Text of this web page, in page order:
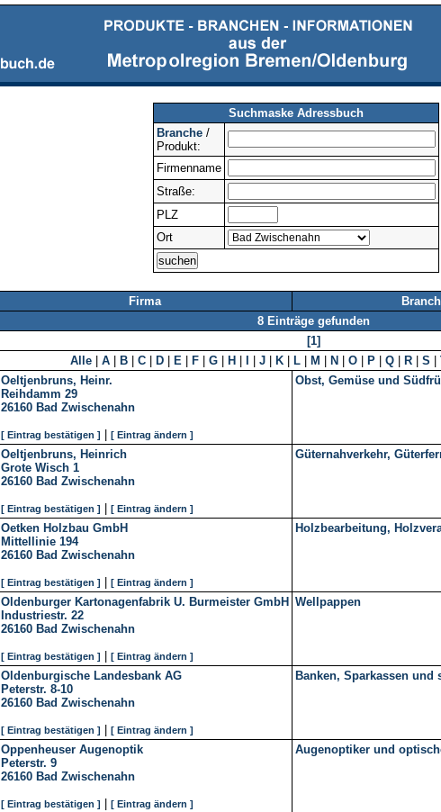
Suchmaske Adressbuch
Branche/
Produkt:
Firmenname
Straße:
PLZ
Ort
Firma
8 Einträge gefunden
[1]
Alle
A B C D E F G H J K L M N O P Q R S
Oeltjenbruns, Heinr.
Reihdamm 29
26160 Bad Zwischenahn
[ Eintrag bestätigen ] [ Eintrag ändern ]
Obst, Gemüse und
Oeltjenbruns, Heinrich
Grote Wisch 1
26160 Bad Zwischenahn
[ Eintrag bestätigen ] [ Eintrag ändern ]
Güternahverkehr,
Oetken Holzbau GmbH
Mittellinie 194
26160 Bad Zwischenahn
[ Eintrag bestätigen ] [ Eintrag ändern ]
Holzbearbeitung,
Oldenburger Kartonagenfabrik U. Burmeister GmbH
Industriestr. 22
26160 Bad Zwischenahn
[ Eintrag bestätigen ] [ Eintrag ändern ]
Wellpappen
Oldenburgische Landesbank AG
Peterstr. 8-10
26160 Bad Zwischenahn
[ Eintrag bestätigen ] [ Eintrag ändern ]
Banken, Sparkassen
Oppenheuser Augenoptik
Peterstr. 9
26160 Bad Zwischenahn
[ Eintrag bestätigen ] [ Eintrag ändern ]
Augenoptiker und